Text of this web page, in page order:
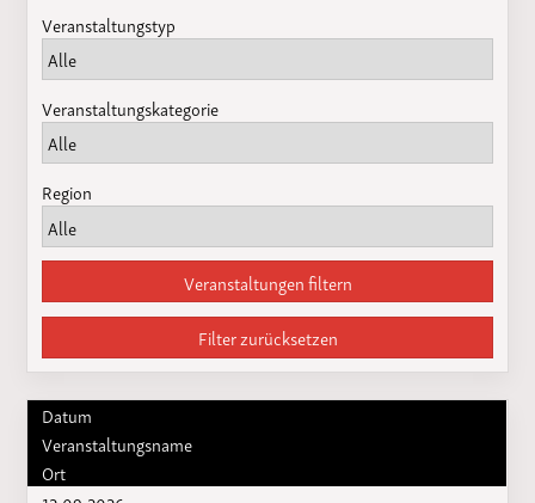
Veranstaltungstyp
Veranstaltungskategorie
Region
Veranstaltungen filtern
Filter zurücksetzen
Datum
Veranstaltungsname
Ort